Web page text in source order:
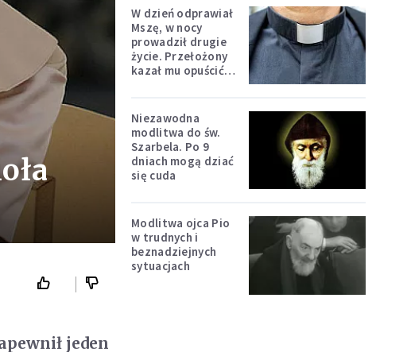
jeden
W dzień odprawiał
Mszę, w nocy
prowadził drugie
życie. Przełożony
kazał mu opuścić
Niezawodna
modlitwa do św.
Szarbela. Po 9
dniach mogą dziać
się cuda
Modlitwa ojca Pio
w trudnych i
beznadziejnych
sytuacjach